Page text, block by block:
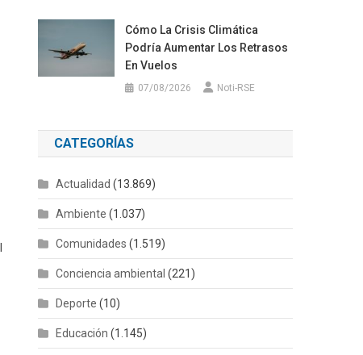
Cómo La Crisis Climática
Podría Aumentar Los Retrasos
En Vuelos
07/08/2026 Noti-RSE
CATEGORÍAS
Actualidad (13.869)
Ambiente (1.037)
Comunidades (1.519)
Conciencia ambiental (221)
Deporte (10)
Educación (1.145)